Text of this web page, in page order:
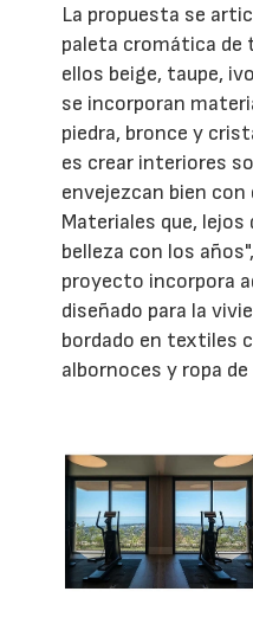
La propuesta se
paleta cromática
ellos beige, taupe,
se incorporan
piedra, bronce y
es crear interiores
envejezcan bien
Materiales que,
belleza con los
proyecto incorpora
diseñado para la
bordado en textiles
albornoces y ropa de